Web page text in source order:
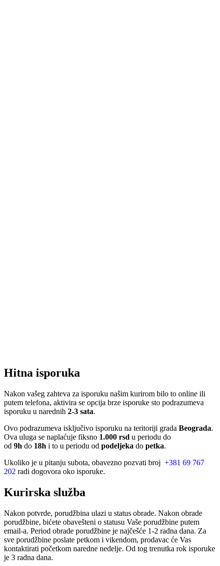
Hitna isporuka
Nakon vašeg zahteva za isporuku našim kurirom bilo to online ili
putem telefona, aktivira se opcija brze isporuke sto podrazumeva
isporuku u narednih 2-3 sata.
Ovo podrazumeva isključivo isporuku na teritoriji grada Beograda.
Ova uluga se naplaćuje fiksno 1.000 rsd u periodu do
od 9h do 18h i to u periodu od podeljeka do petka.
Ukoliko je u pitanju subota, obavezno pozvati broj +381 69 767
202 radi dogovora oko isporuke.
Kurirska služba
Nakon potvrde, porudžbina ulazi u status obrade. Nakon obrade
porudžbine, bićete obavešteni o statusu Vaše porudžbine putem
email-a. Period obrade porudžbine je najčešće 1-2 radna dana. Za
sve porudžbine poslate petkom i vikendom, prodavac će Vas
kontaktirati početkom naredne nedelje. Od tog trenutka rok isporuke
je 3 radna dana.